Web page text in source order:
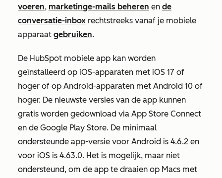
voeren, marketinge-mails beheren en de
conversatie-inbox rechtstreeks vanaf je mobiele
apparaat gebruiken.
De HubSpot mobiele app kan worden
geïnstalleerd op iOS-apparaten met iOS 17 of
hoger of op Android-apparaten met Android 10 of
hoger. De nieuwste versies van de app kunnen
gratis worden gedownload via App Store Connect
en de Google Play Store. De minimaal
ondersteunde app-versie voor Android is 4.6.2 en
voor iOS is 4.63.0. Het is mogelijk, maar niet
ondersteund, om de app te draaien op Macs met